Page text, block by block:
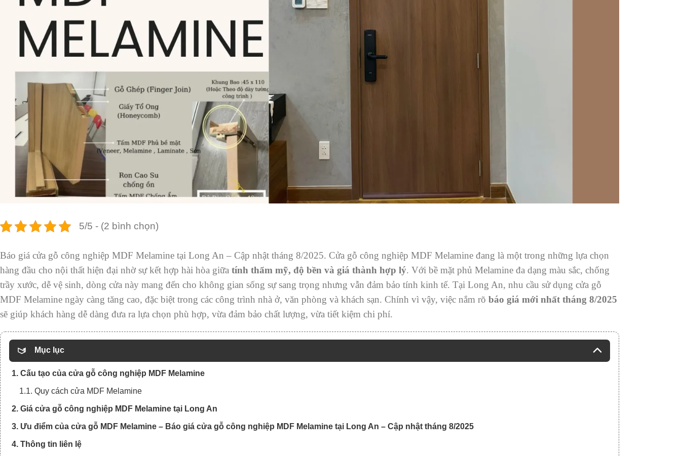
5/5 - (2 bình chọn)
Báo giá cửa gỗ công nghiệp MDF Melamine tại Long An – Cập nhật tháng 8/2025. Cửa gỗ công nghiệp MDF Melamine đang là một trong những lựa chọn
hàng đầu cho nội thất hiện đại nhờ sự kết hợp hài hòa giữa tính thẩm mỹ, độ bền và giá thành hợp lý. Với bề mặt phủ Melamine đa dạng màu sắc, chống
trầy xước, dễ vệ sinh, dòng cửa này mang đến cho không gian sống sự sang trọng nhưng vẫn đảm bảo tính kinh tế. Tại Long An, nhu cầu sử dụng cửa gỗ
MDF Melamine ngày càng tăng cao, đặc biệt trong các công trình nhà ở, văn phòng và khách sạn. Chính vì vậy, việc nắm rõ báo giá mới nhất tháng 8/2025
sẽ giúp khách hàng dễ dàng đưa ra lựa chọn phù hợp, vừa đảm bảo chất lượng, vừa tiết kiệm chi phí.
Mục lục
1. Cấu tạo của cửa gỗ công nghiệp MDF Melamine
1.1. Quy cách cửa MDF Melamine
2. Giá cửa gỗ công nghiệp MDF Melamine tại Long An
3. Ưu điểm của cửa gỗ MDF Melamine – Báo giá cửa gỗ công nghiệp MDF Melamine tại Long An – Cập nhật tháng 8/2025
4. Thông tin liên lệ